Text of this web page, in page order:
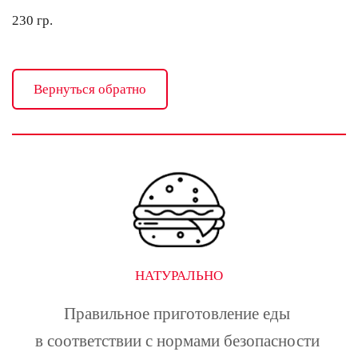
230 гр.
Вернуться обратно
НАТУРАЛЬНО
Правильное приготовление еды
в соответствии с нормами безопасности